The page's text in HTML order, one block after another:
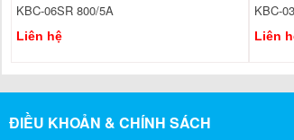
KBC-06SR 800/5A
Liên hệ
KBC-
Liên
ĐIỀU KHOẢN & CHÍNH SÁCH